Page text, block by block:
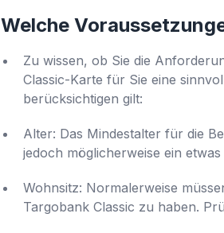
Welche
Zu wissen, ob Sie die
Classic-Karte für Sie eine
berücksichtigen gilt:
Alter: Das Mindestalter für die
jedoch möglicherweise ein
Wohnsitz: Normalerweise
Targobank Classic zu haben.